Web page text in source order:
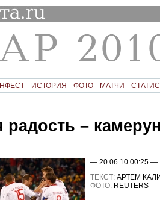
ИСТОРИЯ ФОТО МАТЧИ
радость –
— 20.06.10 00:25 —
ТЕКСТ: АРТЕМ
ФОТО: REUTERS